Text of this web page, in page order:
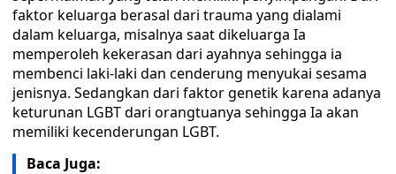
faktor keluarga berasal dari trauma yang dialami
dalam keluarga, misalnya saat dikeluarga Ia
memperoleh kekerasan dari ayahnya sehingga ia
membenci laki-laki dan cenderung menyukai sesama
jenisnya. Sedangkan dari faktor genetik karena adanya
keturunan LGBT dari orangtuanya sehingga Ia akan
memiliki kecenderungan LGBT.
Baca Juga: